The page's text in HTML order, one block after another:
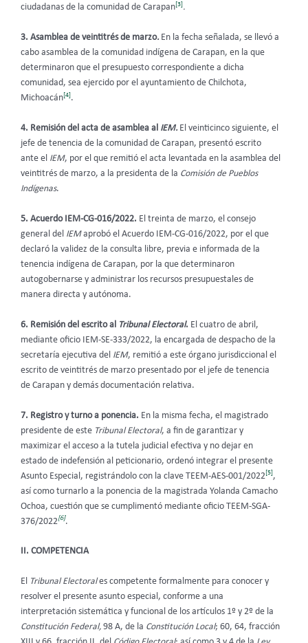
ciudadanas de la comunidad de Carapan[3].
3. Asamblea de veintitrés de marzo. En la fecha señalada, se llevó a
cabo asamblea de la comunidad indígena de Carapan, en la que
determinaron que el presupuesto correspondiente a dicha
comunidad, sea ejercido por el ayuntamiento de Chilchota,
Michoacán[4].
4. Remisión del acta de asamblea al IEM. El veinticinco siguiente, el
jefe de tenencia de la comunidad de Carapan, presentó escrito
ante el IEM, por el que remitió el acta levantada en la asamblea del
veintitrés de marzo, a la presidenta de la Comisión de Pueblos
Indígenas.
5. Acuerdo IEM-CG-016/2022. El treinta de marzo, el consejo
general del IEMaprobó el Acuerdo IEM-CG-016/2022, por el que
declaró la validez de la consulta libre, previa e informada de la
tenencia indígena de Carapan, por la que determinaron
autogobernarse y administrar los recursos presupuestales de
manera directa y autónoma.
6. Remisión del escrito al Tribunal Electoral. El cuatro de abril,
mediante oficio IEM-SE-333/2022, la encargada de despacho de la
secretaría ejecutiva del IEM, remitió a este órgano jurisdiccional el
escrito de veintitrés de marzo presentado por el jefe de tenencia
de Carapan y demás documentación relativa.
7. Registro y turno a ponencia. En la misma fecha, el magistrado
presidente de este Tribunal Electoral, a fin de garantizar y
maximizar el acceso a la tutela judicial efectiva y no dejar en
estado de indefensión al peticionario, ordenó integrar el presente
Asunto Especial, registrándolo con la clave TEEM-AES-001/2022 [5] ,
así como turnarlo a la ponencia de la magistrada Yolanda Camacho
Ochoa, cuestión que se cumplimentó mediante oficio TEEM-SGA-
376/2022[6].
II. COMPETENCIA
El Tribunal Electorales competente formalmente para conocer y
resolver el presente asunto especial, conforme a una
interpretación sistemática y funcional de los artículos 1º y 2º de la
Constitución Federal, 98 A, de la Constitución Local; 60, 64, fracción